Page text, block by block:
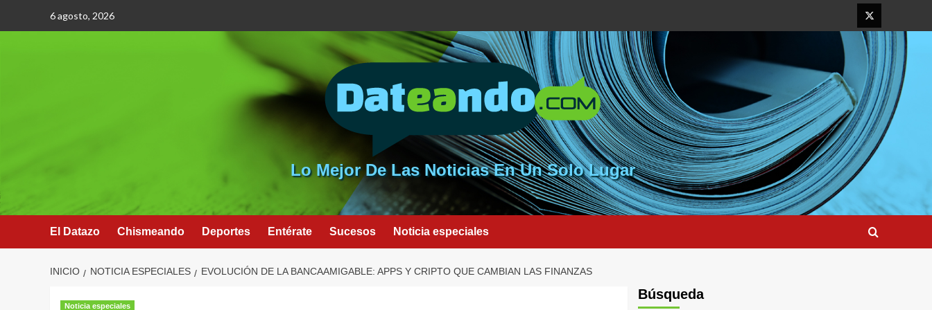
6 agosto, 2026
Elemento
del
menú
Lo Mejor De Las Noticias En Un Solo Lugar
El Datazo Chismeando Deportes Entérate Sucesos Noticia especiales
INICIO NOTICIA ESPECIALES EVOLUCIÓN DE LA BANCAAMIGABLE: APPS Y CRIPTO QUE CAMBIAN LAS FINANZAS
Noticia especiales
Búsqueda